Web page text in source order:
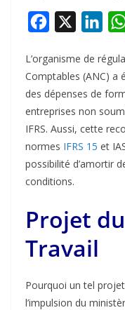
c
e
b
o
o
k
n
k
e
d
I
n
L’organisme de
Comptables (ANC) a
des dépenses de
entreprises non
IFRS. Aussi, cette
normes IFRS 15 et
possibilité d’amortir
conditions.
Projet
Travail
Pourquoi un tel
l’impulsion du